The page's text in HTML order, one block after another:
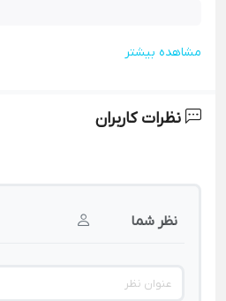
مشاهده بیشتر
نظرات کاربران
نظر شما